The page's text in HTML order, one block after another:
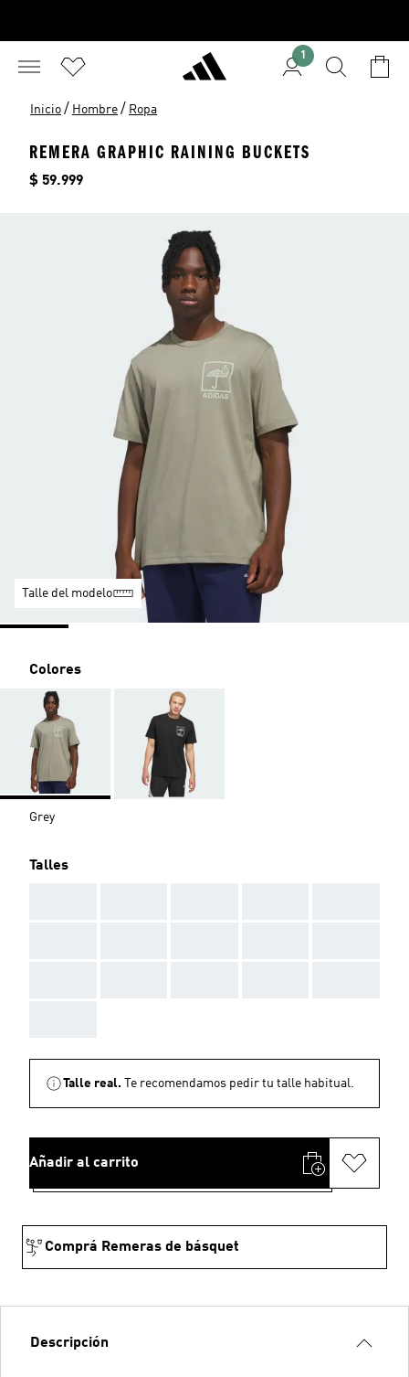
1
Inicio / Hombre / Ropa
REMERA GRAPHIC RAINING BUCKETS
Precio
$ 59.999
Talle del modelo
Colores
Grey
Talles
Talle real. Te recomendamos pedir tu talle habitual.
Añadir al carrito
Comprá Remeras de básquet
Descripción